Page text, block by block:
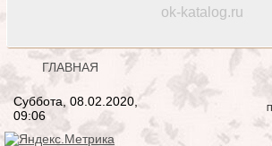
ok-katalog.ru
ГЛАВНАЯ
Суббота, 08.02.2020,
09:06